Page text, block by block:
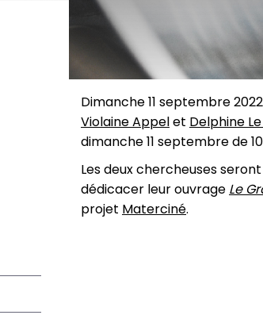
Dimanche 11 septembre
Violaine Appelet Delphine
dimanche 11 septembre de
Les deux chercheuses
dédicacer leur ouvrage Le
projet Materciné.